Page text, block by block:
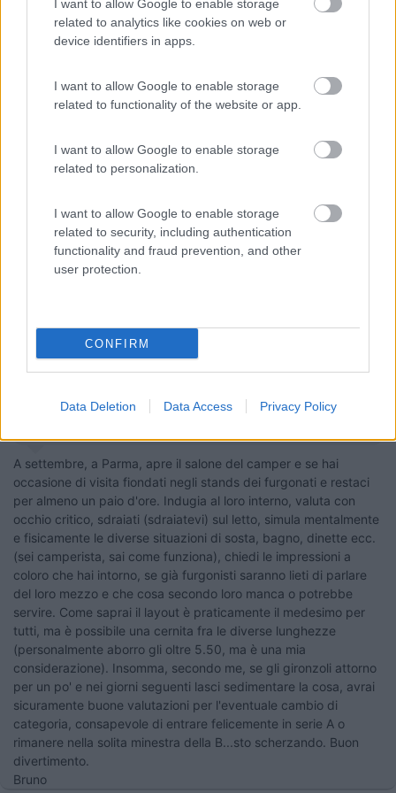
I want to allow Google to enable storage
related to analytics like cookies on web or
device identifiers in apps.
I want to allow Google to enable storage
related to functionality of the website or app.
I want to allow Google to enable storage
related to personalization.
I want to allow Google to enable storage
related to security, including authentication
functionality and fraud prevention, and other
user protection.
CONFIRM
Data Deletion Data Access Privacy Policy
motorhome,o auto piu' caravan.
Buon proseguimenteo a tutti.
Sergione66
4197
Ho avuto un furgonato per 2 anni e siamo in 3.
L'abitabilita non è il massimo ma in 3 era vivibile, con il limite del
Credo che un 636 con letti gemelli o alla peggio con
matrimoniale trasversale sia ottimo per una coppia.
Sergio - Genova - Carthago Liner 65LE (Jeegolino)
26/08/2019 alle:
In risposta al messaggio diPippinodel25/08/2019alle11:35:40
Salve siamo una coppia non più giovanissimi 66 e 62 anni abbiamo un
Elnagh Joxy 36 semintegrale vorremmo passare a un van per avere un
A settembre, a Parma, apre il salone del camper e se hai
occasione di visita fiondati negli stands dei furgonati e restaci
per almeno un paio d'ore. Indugia al loro interno, valuta con
occhio critico, sdraiati (sdraiatevi) sul letto, simula mentalmente
e fisicamente le diverse situazioni di sosta, bagno, dinette ecc.
(sei camperista, sai come funziona), chiedi le impressioni a
coloro che hai intorno, se già furgonisti saranno lieti di parlare
del loro mezzo e che cosa secondo loro manca o potrebbe
servire. Come saprai il layout è praticamente il medesimo per
tutti, ma è possibile una cernita fra le diverse lunghezze
(personalmente aborro gli oltre 5.50, ma è una mia
considerazione). Insomma, secondo me, se gli gironzoli attorno
per un po' e nei giorni seguenti lasci sedimentare la cosa, avrai
sicuramente buone valutazioni per l'eventuale cambio di
categoria, consapevole di entrare felicemente in serie A o
rimanere nella solita minestra della B...sto scherzando. Buon
divertimento.
Bruno